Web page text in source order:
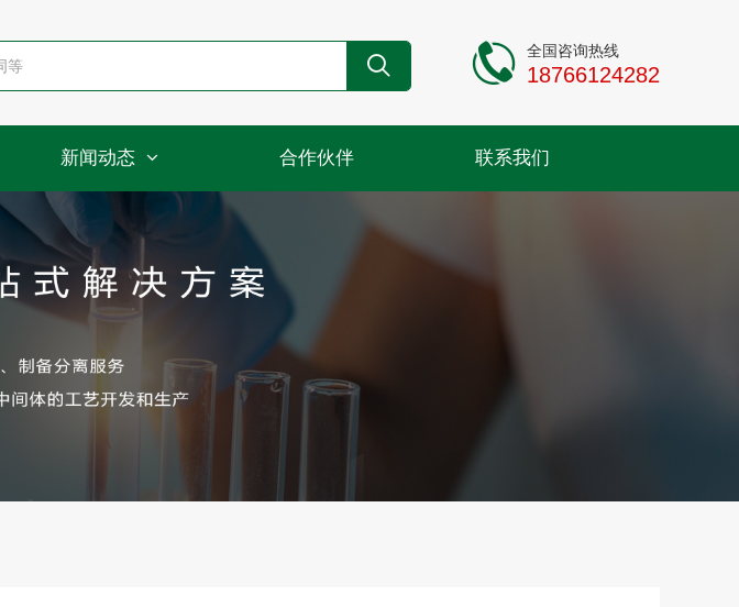
全国咨询热线
18766124282
新闻动态 合作伙伴 联系我们